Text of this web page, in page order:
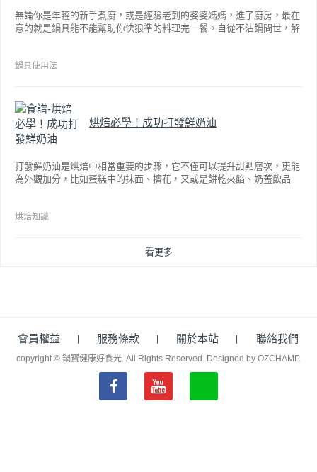
無論你是年輕的新手煮廚，或是經驗老到的婆婆媽媽，進了廚房，最在
意的就是鍋具能不能幫助你快狠準的料理完一餐。自從不沾鍋問世，解
因此金鑽不沾系列的鍋具，更年年穩居銷售排行榜的前幾名。然而如何
鍋具使用法
烘焙必學！成功打發鮮奶油
打發鮮奶油是烘焙中相當重要的步驟，它不僅可以提升甜點層次，更能
為外觀加分，比如蛋糕中的抹面、擠花，又或是餅乾夾餡、奶蓋飲品
烘焙知識
看更多
會員權益 服務條款 關於本站 聯絡我們
copyright © 鍋寶健康好食光. All Rights Reserved. Designed by OZCHAMP.